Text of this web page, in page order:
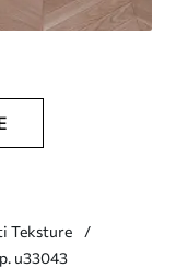
Teksture
u33043